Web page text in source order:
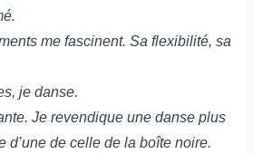
me fascinent. Sa flexibilité, sa
je danse.
Je revendique une danse plus
d’une de celle de la boîte noire.